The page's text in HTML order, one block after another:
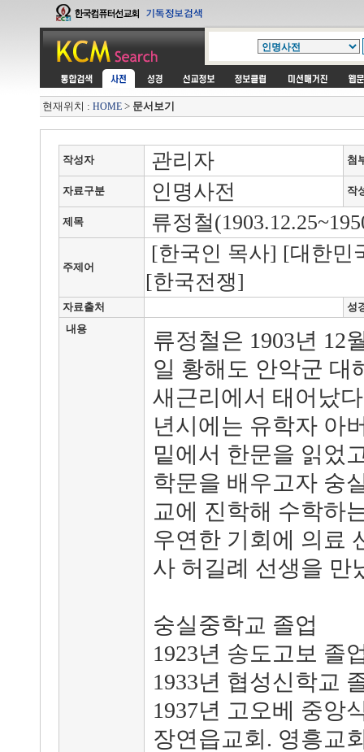
현재위치 : HOME > 문서보기
작성자 관리자 첨
자료구분 인명사전 작
제목 류정철
주제어
[한국인 목사] [대한
[한국전쟁]
자료출처
성
내용
류정철은 1903년 12
일 황해도 안악군 대
새근리에서 태어났
년시에는 유학자 아
밑에서 한문을 읽었
학문을 배우고자 숭
교에 진학해 수학하
우연한 기회에 의료
사 허길례 선생을 만
숭실중학교 졸업
1923년 송도고보 졸
1933년 협성신학교
1937년 고오베 중앙
장연읍교회. 영흥교